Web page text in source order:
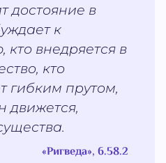
достояние в
к
кто внедряется в
кто
гибким прутом,
движется,
«Ригведа», 6.58.2